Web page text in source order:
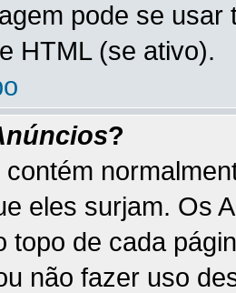
pode se
HTML (se ativo).
?
eles surjam. Os
topo de cada
não fazer uso